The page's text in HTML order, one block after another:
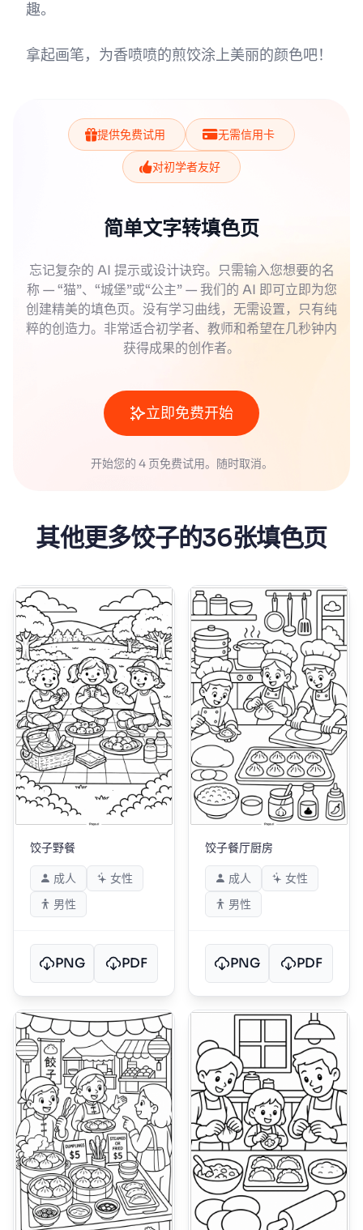
趣。
拿起画笔，为香喷喷的煎饺涂上美丽的颜色吧！
提供免费试用 无需信用卡
对初学者友好
简单文字转填色页
忘记复杂的 AI 提示或设计诀窍。只需输入您想要的名
称 — “猫”、“城堡”或“公主” — 我们的 AI 即可立即为您
创建精美的填色页。没有学习曲线，无需设置，只有纯
粹的创造力。非常适合初学者、教师和希望在几秒钟内
获得成果的创作者。
立即免费开始
开始您的 4 页免费试用。随时取消。
其他更多饺子的36张填色页
饺子野餐
成人
女性
男性
PNG PDF
饺子餐厅厨房
成人
女性
男性
PNG PDF